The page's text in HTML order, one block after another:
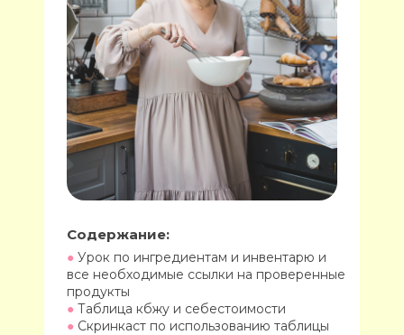
● Урок по ингредиентам и инвентарю и
все необходимые ссылки на проверенные
продукты
● Таблица кбжу и себестоимости
● Скринкаст по использованию таблицы
Содержание: